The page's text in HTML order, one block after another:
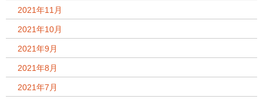
2021年11月
2021年10月
2021年9月
2021年8月
2021年7月